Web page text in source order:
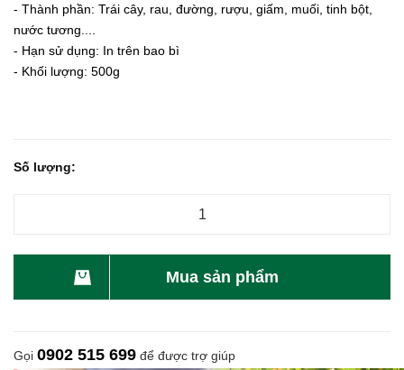
- Thành phần: Trái cây, rau, đường, rượu, giấm, muối, tinh bột,
nước tương....
- Hạn sử dụng: In trên bao bì
- Khối lượng: 500g
Số lượng:
Mua sản phẩm
Gọi 0902 515 699 để được trợ giúp